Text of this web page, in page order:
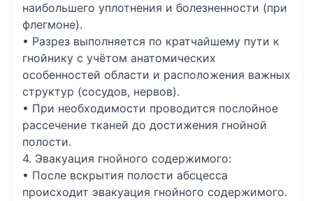
наибольшего уплотнения и болезненности (при
флегмоне).
• Разрез выполняется по кратчайшему пути к
гнойнику с учётом анатомических
особенностей области и расположения важных
структур (сосудов, нервов).
• При необходимости проводится послойное
рассечение тканей до достижения гнойной
полости.
4. Эвакуация гнойного содержимого:
• После вскрытия полости абсцесса
происходит эвакуация гнойного содержимого.